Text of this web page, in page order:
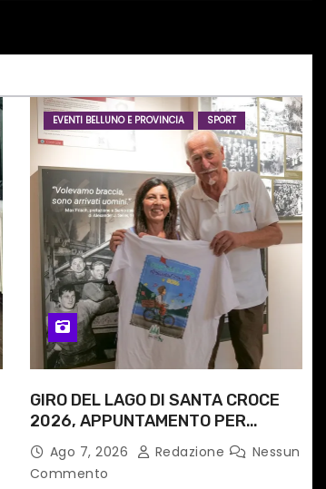
EVENTI BELLUNO E PROVINCIA SPORT
GIRO DEL LAGO DI SANTA CROCE
2026, APPUNTAMENTO PER
DOMENICA 16 AGOSTO
Ago 7, 2026 Redazione
Nessun
Commento